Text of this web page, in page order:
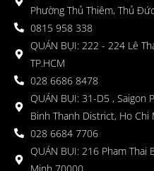
Phường Thủ Thiêm, Thủ
0815 958 338
QUÁN BỤI: 222 - 224 Lê
TP.HCM
028 6686 8478
QUÁN BỤI: 31-D5 , Saigon
Binh Thanh District, Ho Chi
028 6684 7706
QUÁN BỤI: 216 Pham Thai
Minh 70000